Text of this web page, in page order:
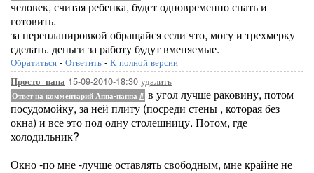
человек, считая ребенка, будет одновременно спать и
готовить.
за перепланировкой обращайся если что, могу и трехмерку
сделать. деньги за работу будут вменяемые.
Обратиться - Ответить - К полной версии
Просто_папа 15-09-2010-18:30 удалить
Ответ на комментарий Аппа-паппа # в угол лучше раковину, потом
посудомойку, за ней плиту (посреди стены , которая без
окна) и все это под одну столешницу. Потом, где
холодильник?
Окно -по мне -лучше оставлять свободным, мне крайне не